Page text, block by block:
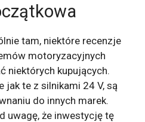
tam, niektóre recenzje
motoryzacyjnych
niektórych kupujących.
jak te z silnikami 24 V, są
do innych marek.
uwagę, że inwestycję tę